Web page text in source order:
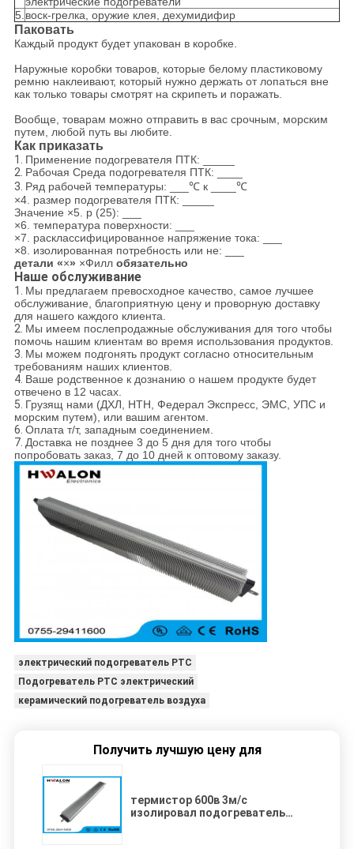
5.воск-грелка, оружие клея, дехумидифир
Паковать
Каждый продукт будет упакован в коробке.
Наружные коробки товаров, которые белому пластиковому
ремню наклеивают, который нужно держать от лопаться вне
как только товары смотрят на скрипеть и поражать.
Вообще, товарам можно отправить в вас срочным, морским
путем, любой путь вы любите.
Как приказать
1. Применение подогревателя ПТК: _____
2. Рабочая Среда подогревателя ПТК: ____
3. Ряд рабочей температуры: ___℃ к ____℃
×4. размер подогревателя ПТК: _____
Значение ×5. р (25): ___
×6. температура поверхности: ___
×7. расклассифицированное напряжение тока: ___
×8. изолированная потребность или не: ___
детали «×» ×Филл обязательно
Наше обслуживание
1. Мы предлагаем превосходное качество, самое лучшее
обслуживание, благоприятную цену и проворную доставку
для нашего каждого клиента.
2. Мы имеем послепродажные обслуживания для того чтобы
помочь нашим клиентам во время использования продуктов.
3. Мы можем подгонять продукт согласно относительным
требованиям наших клиентов.
4. Ваше родственное к дознанию о нашем продукте будет
отвечено в 12 часах.
5. Грузящ нами (ДХЛ, НТН, Федерал Экспресс, ЭМС, УПС и
морским путем), или вашим агентом.
6. Оплата т/т, западным соединением.
7. Доставка не позднее 3 до 5 дня для того чтобы
попробовать заказ, 7 до 10 дней к оптовому заказу.
электрический подогреватель PTC
Подогреватель PTC электрический
керамический подогреватель воздуха
Получить лучшую цену для
термистор 600в 3м/с
изолировал подогреватель